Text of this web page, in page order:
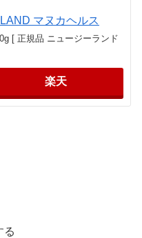
マヌカヘルス
[ 正規品 ニュージーランド
楽天
る